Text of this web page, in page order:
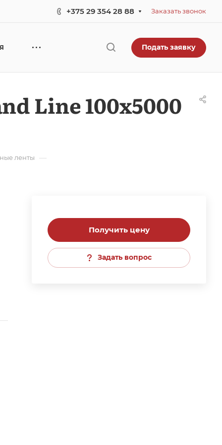
+375 29 354 28 88 Заказать звонок
Подать заявку
Line 100х5000
ленты —
Получить цену
Задать вопрос